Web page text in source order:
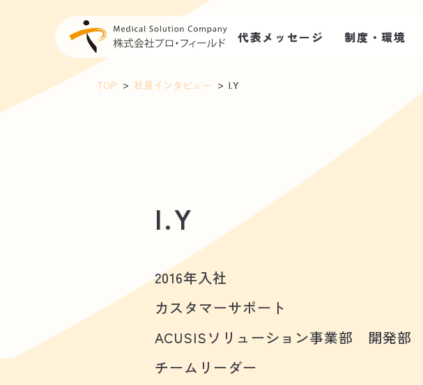
代表メッセージ 制度・環境
TOP 社員インタビュー I.Y
I.Y
2016年入社
カスタマーサポート
ACUSISソリューション事業部 開発部
チームリーダー